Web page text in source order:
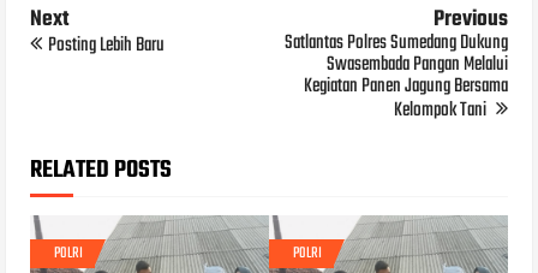
Next
Posting Lebih Baru
Previous
Satlantas Polres Sumedang Dukung
Swasembada Pangan Melalui
Kegiatan Panen Jagung Bersama
Kelompok Tani
RELATED POSTS
POLRI POLRI